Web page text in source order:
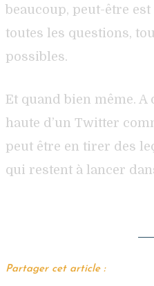
beaucoup, peut-être
toutes les questions,
possibles.
Et quand bien même.
haute d’un Twitter
peut être en tirer des
qui restent à lancer
Partager cet article :